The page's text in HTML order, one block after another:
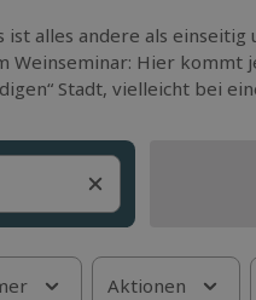
alles andere als
Hier kommt
Stadt, vielleicht bei
Aktionen